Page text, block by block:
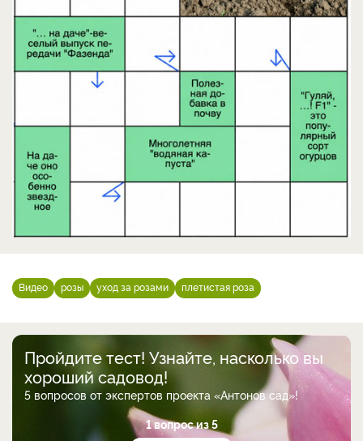
Видео розы уход за розами плетистая роза
Пройдите тест! Узнайте, насколько вы
хороший садовод!
5 вопросов от экспертов проекта «Антонов сад»!
1 вопрос из 5